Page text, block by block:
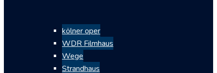
kölner oper
WDR Filmhaus
Wege
Strandhaus